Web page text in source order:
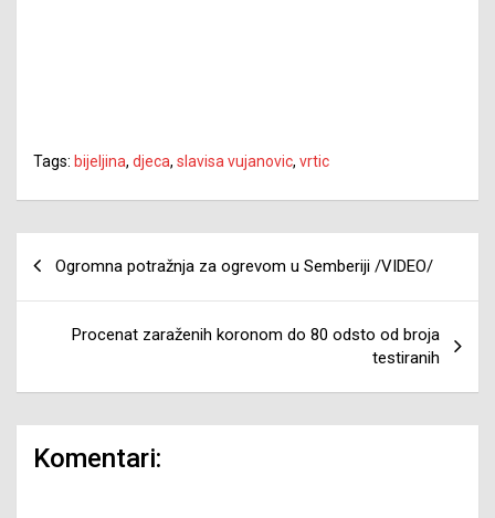
Tags: bijeljina, djeca, slavisa vujanovic, vrtic
članaka
Ogromna potražnja za ogrevom u Semberiji /VIDEO/
Procenat zaraženih koronom do 80 odsto od broja
testiranih
Komentari: